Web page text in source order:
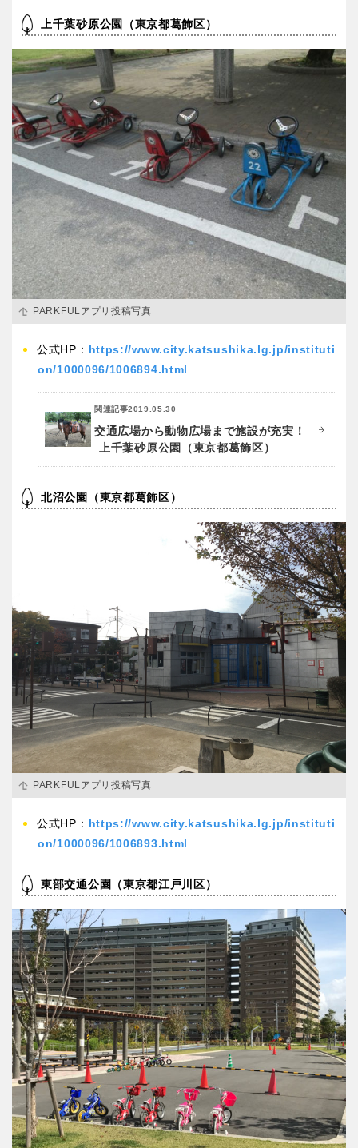
上千葉砂原公園（東京都葛飾区）
PARKFULアプリ投稿写真
公式HP： https://www.city.katsushika.lg.jp/instituti
on/1000096/1006894.html
関連記事2019.05.30
交通広場から動物広場まで施設が充実！
上千葉砂原公園（東京都葛飾区）
北沼公園（東京都葛飾区）
PARKFULアプリ投稿写真
公式HP： https://www.city.katsushika.lg.jp/instituti
on/1000096/1006893.html
東部交通公園（東京都江戸川区）